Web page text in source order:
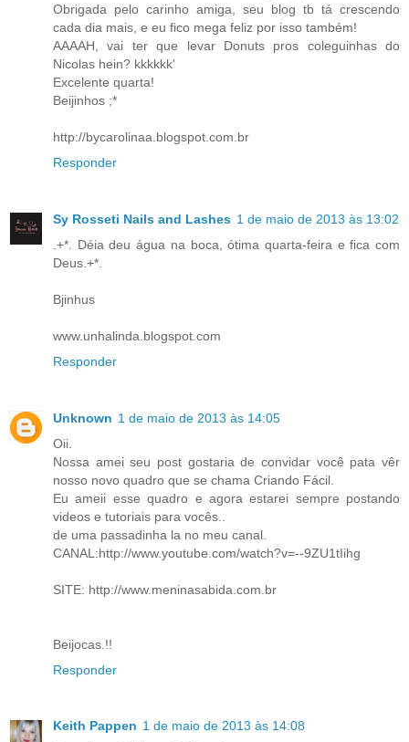
Obrigada pelo carinho amiga, seu blog tb tá crescendo
cada dia mais, e eu fico mega feliz por isso também!
AAAAH, vai ter que levar Donuts pros coleguinhas do
Nicolas hein? kkkkkk'
Excelente quarta!
Beijinhos ;*
http://bycarolinaa.blogspot.com.br
Responder
Sy Rosseti Nails and Lashes 1 de maio de 2013 às 13:02
.+*. Déia deu água na boca, ótima quarta-feira e fica com
Deus.+*.
Bjinhus
www.unhalinda.blogspot.com
Responder
Unknown 1 de maio de 2013 às 14:05
Oii.
Nossa amei seu post gostaria de convidar você pata vêr
nosso novo quadro que se chama Criando Fácil.
Eu ameii esse quadro e agora estarei sempre postando
videos e tutoriais para vocês..
de uma passadinha la no meu canal.
CANAL:http://www.youtube.com/watch?v=--9ZU1tIihg
SITE: http://www.meninasabida.com.br
Beijocas.!!
Responder
Keith Pappen 1 de maio de 2013 às 14:08